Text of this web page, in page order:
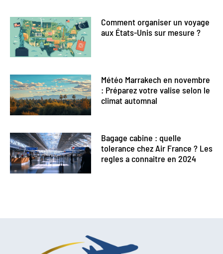
Comment organiser un voyage
aux États-Unis sur mesure ?
Météo Marrakech en novembre
: Préparez votre valise selon le
climat automnal
Bagage cabine : quelle
tolerance chez Air France ? Les
regles a connaitre en 2024